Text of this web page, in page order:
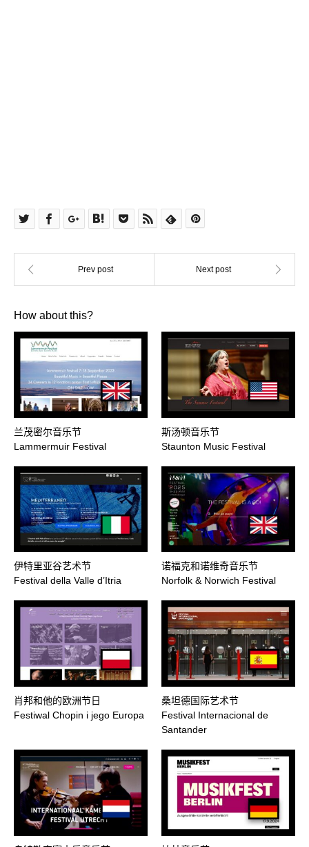
How about this?
兰茂密尔音乐节
Lammermuir Festival
斯汤顿音乐节
Staunton Music Festival
伊特里亚谷艺术节
Festival della Valle d’Itria
诺福克和诺维奇音乐节
Norfolk & Norwich Festival
肖邦和他的欧洲节日
Festiwal Chopin i jego Europa
桑坦德国际艺术节
Festival Internacional de
Santander